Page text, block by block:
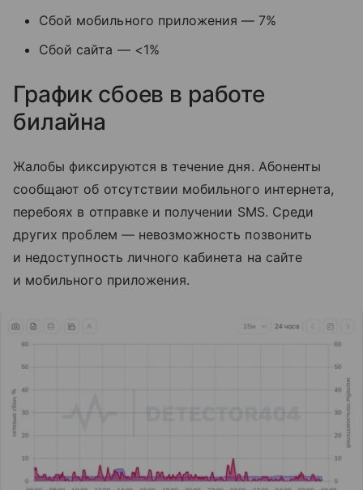
Сбой мобильного приложения — 7%
Сбой сайта — <1%
График сбоев в работе
билайна
Жалобы фиксируются в течение дня. Абоненты
сообщают об отсутствии мобильного интернета,
перебоях в отправке и получении SMS. Среди
других проблем — невозможность позвонить
и недоступность личного кабинета на сайте
и мобильного приложения.